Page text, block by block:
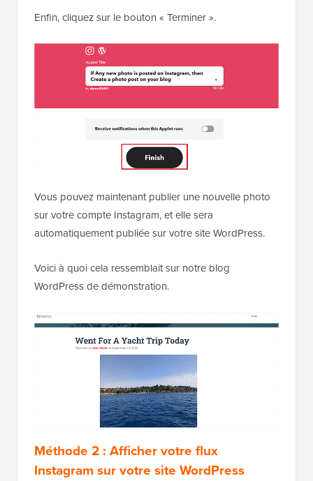
Enfin, cliquez sur le bouton « Terminer ».
Vous pouvez maintenant publier une nouvelle photo
sur votre compte Instagram, et elle sera
automatiquement publiée sur votre site WordPress.
Voici à quoi cela ressemblait sur notre blog
WordPress de démonstration.
Méthode 2 : Afficher votre flux
Instagram sur votre site WordPress